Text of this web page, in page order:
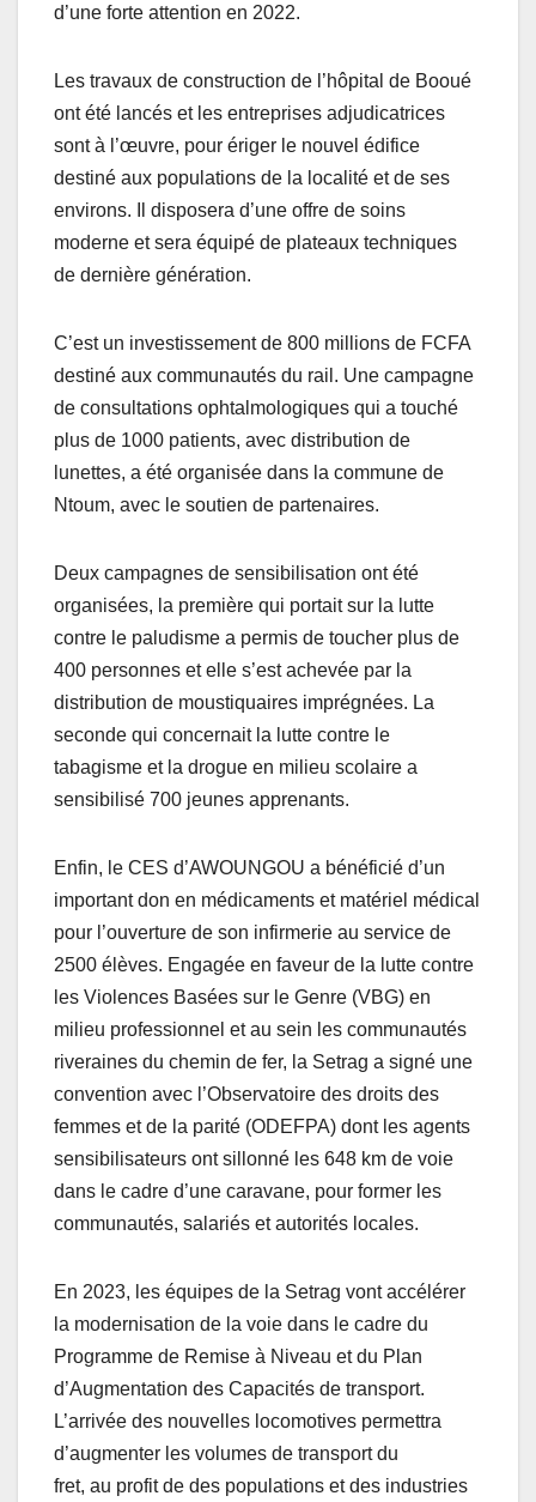
d’une forte attention en 2022.
Les travaux de construction de l’hôpital de Booué
ont été lancés et les entreprises adjudicatrices
sont à l’œuvre, pour ériger le nouvel édifice
destiné aux populations de la localité et de ses
environs. Il disposera d’une offre de soins
moderne et sera équipé de plateaux techniques
de dernière génération.
C’est un investissement de 800 millions de FCFA
destiné aux communautés du rail. Une campagne
de consultations ophtalmologiques qui a touché
plus de 1000 patients, avec distribution de
lunettes, a été organisée dans la commune de
Ntoum, avec le soutien de partenaires.
Deux campagnes de sensibilisation ont été
organisées, la première qui portait sur la lutte
contre le paludisme a permis de toucher plus de
400 personnes et elle s’est achevée par la
distribution de moustiquaires imprégnées. La
seconde qui concernait la lutte contre le
tabagisme et la drogue en milieu scolaire a
sensibilisé 700 jeunes apprenants.
Enfin, le CES d’AWOUNGOU a bénéficié d’un
important don en médicaments et matériel médical
pour l’ouverture de son infirmerie au service de
2500 élèves. Engagée en faveur de la lutte contre
les Violences Basées sur le Genre (VBG) en
milieu professionnel et au sein les communautés
riveraines du chemin de fer, la Setrag a signé une
convention avec l’Observatoire des droits des
femmes et de la parité (ODEFPA) dont les agents
sensibilisateurs ont sillonné les 648 km de voie
dans le cadre d’une caravane, pour former les
communautés, salariés et autorités locales.
En 2023, les équipes de la Setrag vont accélérer
la modernisation de la voie dans le cadre du
Programme de Remise à Niveau et du Plan
d’Augmentation des Capacités de transport.
L’arrivée des nouvelles locomotives permettra
d’augmenter les volumes de transport du
fret, au profit de des populations et des industries